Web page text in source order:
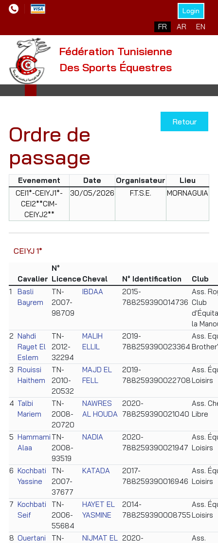
Login
Sélectionnez votre
FR AR EN
Fédération Tunisienne
Des Sports Équestres
Retour
Ordre de
passage
Evenement Date Organisateur
Lieu
CEI1*-CEIYJ1*-
CEI2**CIM-
CEIYJ2**
30/05/2026 F.T.S.E. MORNAGUIA
CEIYJ 1*
Cavalier
N°
Licence Cheval N° Identification
Club
1
Basli
Bayrem
TN-
2007-
98709
IBDAA
2015-
788259390014736
Ass.
Club
la
2 Nahdi
Rayet El
Eslem
TN-
2012-
32294
MALIH
ELLIL
2019-
788259390023364
Ass.
3 Rouissi
Haithem
TN-
2010-
20532
MAJD EL
FELL
2019-
788259390022708
Ass.
Loisirs
4 Talbi
Mariem
TN-
2008-
20720
NAWRES
AL HOUDA
2020-
788259390021040
Ass.
Libre
5 Hammami
Alaa
TN-
2008-
93519
NADIA
2020-
788259390021947
Ass.
Loisirs
6 Kochbati
Yassine
TN-
2007-
37677
KATADA
2017-
788259390016946
Ass.
Loisirs
7 Kochbati
Seif
TN-
2006-
55684
HAYET EL
YASMINE
2014-
788259390008755
Ass.
Loisirs
8 Ouertani
TN-
NIJMAT EL
2020-
Ass.